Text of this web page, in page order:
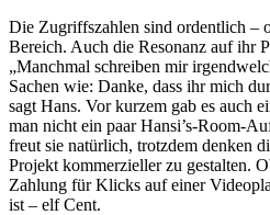
Die Zugriffszahlen sind ordentlich –
Bereich. Auch die Resonanz auf ihr
„Manchmal schreiben mir
Sachen wie: Danke, dass ihr mich
sagt Hans. Vor kurzem gab es auch
man nicht ein paar Hansi’s-Room-
freut sie natürlich, trotzdem denken
Projekt kommerzieller zu gestalten.
Zahlung für Klicks auf einer
ist – elf Cent.